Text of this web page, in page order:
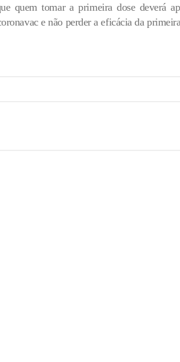
quem tomar a primeira dose deverá
e não perder a eficácia da